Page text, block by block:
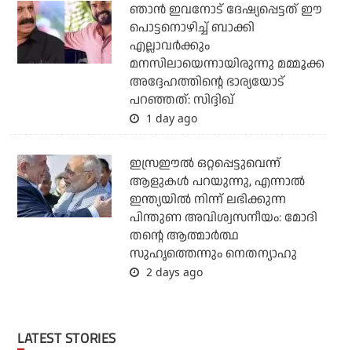
ഞാന്‍ ഇവനോട് ദേഷ്യപ്പെട്ടത് ഈ
പൊട്ടനൊഴിച്ച് ബാക്കി
എല്ലാവര്‍ക്കും
മനസിലായെന്നായിരുന്നു മമ്മൂക്ക
അദ്ദേഹത്തിന്റെ ഭാര്യയോട്
പറഞ്ഞത്: സിദ്ദിഖ്
1 day ago
ഇസ്രഈല്‍ ഒറ്റപ്പെട്ടുവെന്ന്
ആളുകള്‍ പറയുന്നു, എന്നാല്‍
ഇന്ത്യയില്‍ നിന്ന് ലഭിക്കുന്ന
പിന്തുണ അവിശ്വസനീയം: മോദി
തന്റെ ആത്മാര്‍ത്ഥ
സുഹൃത്തെന്നും നെതന്യാഹു
2 days ago
LATEST STORIES